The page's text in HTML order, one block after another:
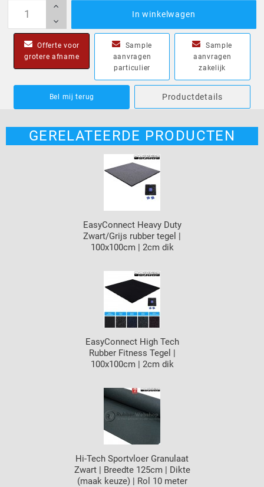
In winkelwagen
Offerte voor
grotere afname
Sample
aanvragen
particulier
Sample
aanvragen
zakelijk
Bel mij terug Productdetails
GERELATEERDE PRODUCTEN
EasyConnect Heavy Duty
Zwart/Grijs rubber tegel |
100x100cm | 2cm dik
EasyConnect High Tech
Rubber Fitness Tegel |
100x100cm | 2cm dik
Hi-Tech Sportvloer Granulaat
Zwart | Breedte 125cm | Dikte
(maak keuze) | Rol 10 meter